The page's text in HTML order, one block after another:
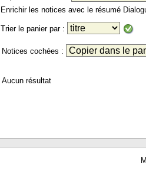
Enrichir les notices avec le résumé
Trier le panier par :
Notices cochées :
Aucun résultat